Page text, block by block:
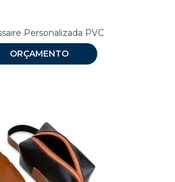
Personalizada PVC
ORÇAMENTO